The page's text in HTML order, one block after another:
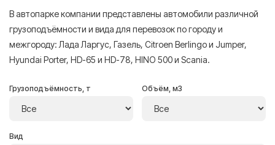
В автопарке компании представлены автомобили различной
грузоподъёмности и вида для перевозок по городу и
межгороду: Лада Ларгус, Газель, Citroen Berlingo и Jumper,
Hyundai Porter, HD-65 и HD-78, HINO 500 и Scania.
Грузоподъёмность, т Объём, м3
Вид